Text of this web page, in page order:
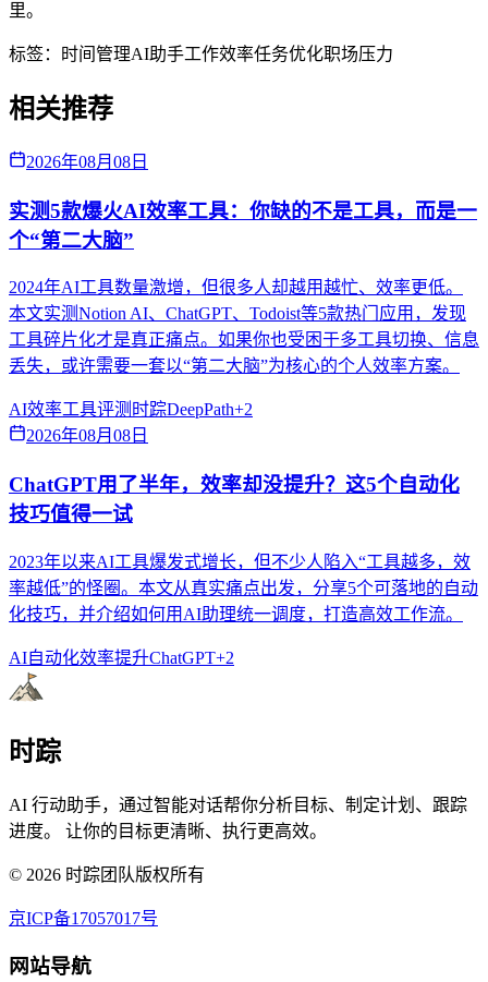
里。
标签： 时间管理AI助手工作效率任务优化职场压力
相关推荐
2026年08月08日
实测5款爆火AI效率工具：你缺的不是工具，而是一
个“第二大脑”
2024年AI工具数量激增，但很多人却越用越忙、效率更低。
本文实测Notion AI、ChatGPT、Todoist等5款热门应用，发现
工具碎片化才是真正痛点。如果你也受困于多工具切换、信息
丢失，或许需要一套以“第二大脑”为核心的个人效率方案。
AI效率工具评测 时踪DeepPath+2
2026年08月08日
ChatGPT用了半年，效率却没提升？这5个自动化
技巧值得一试
2023年以来AI工具爆发式增长，但不少人陷入“工具越多，效
率越低”的怪圈。本文从真实痛点出发，分享5个可落地的自动
化技巧，并介绍如何用AI助理统一调度，打造高效工作流。
AI自动化效率提升ChatGPT+2
时踪
AI 行动助手，通过智能对话帮你分析目标、制定计划、跟踪
进度。 让你的目标更清晰、执行更高效。
© 2026 时踪团队版权所有
京ICP备17057017号
网站导航